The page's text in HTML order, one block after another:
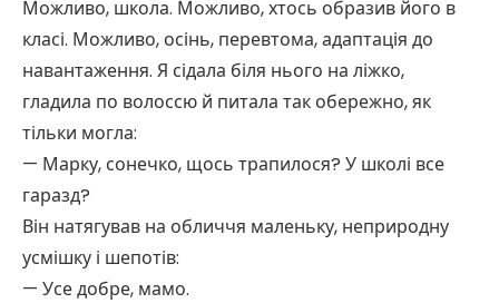
Можливо, школа. Можливо, хтось образив його в
класі. Можливо, осінь, перевтома, адаптація до
навантаження. Я сідала біля нього на ліжко,
гладила по волоссю й питала так обережно, як
тільки могла:
— Марку, сонечко, щось трапилося? У школі все
гаразд?
Він натягував на обличчя маленьку, неприродну
усмішку і шепотів:
— Усе добре, мамо.